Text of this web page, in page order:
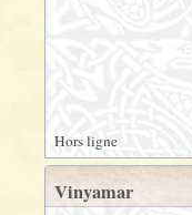
Hors ligne
Vinyamar